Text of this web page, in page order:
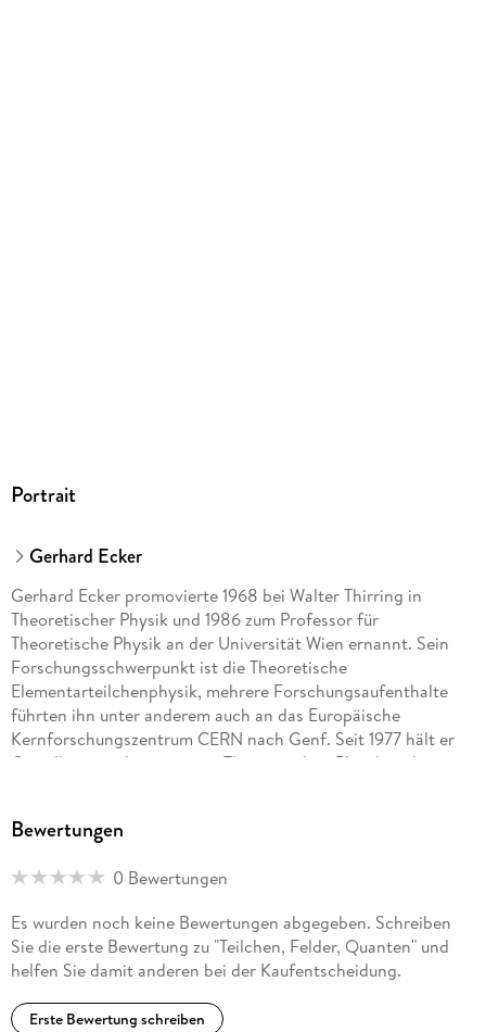
Portrait
Gerhard Ecker
Gerhard Ecker promovierte 1968 bei Walter Thirring in
Theoretischer Physik und 1986 zum Professor für
Theoretische Physik an der Universität Wien ernannt. Sein
Forschungsschwerpunkt ist die Theoretische
Elementarteilchenphysik, mehrere Forschungsaufenthalte
führten ihn unter anderem auch an das Europäische
Kernforschungszentrum CERN nach Genf. Seit 1977 hält er
Grundlagenvorlesungen zur Theoretischen Physik und
Symmetriegruppen in der Teilchenphysik und Renormierung
Bewertungen
0 Bewertungen
Es wurden noch keine Bewertungen abgegeben. Schreiben
Sie die erste Bewertung zu "Teilchen, Felder, Quanten" und
helfen Sie damit anderen bei der Kaufentscheidung.
Erste Bewertung schreiben